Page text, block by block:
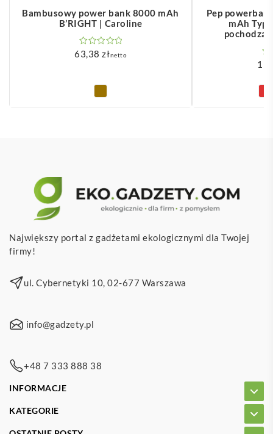
Bambusowy power bank 8000 mAh
B’RIGHT | Caroline
63,38 złnetto
Pep
mAh
Największy portal z gadżetami ekologicznymi dla Twojej
firmy!
ul. Cybernetyki 10, 02-677 Warszawa
info@gadzety.pl
+48 7 333 888 38
INFORMACJE
KATEGORIE